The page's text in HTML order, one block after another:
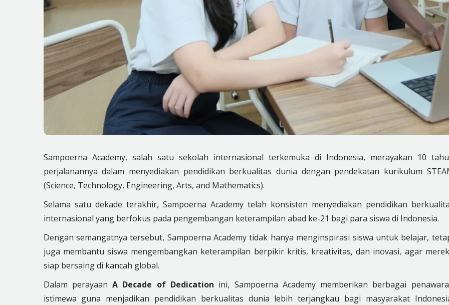
Sampoerna Academy, salah satu sekolah internasional terkemuka di Indonesia, merayakan 10
perjalanannya dalam menyediakan pendidikan berkualitas dunia dengan pendekatan kurikulum
(Science, Technology, Engineering, Arts, and Mathematics).
Selama satu dekade terakhir, Sampoerna Academy telah konsisten menyediakan pendidikan
internasional yang berfokus pada pengembangan keterampilan abad ke-21 bagi para siswa di Indonesia.
Dengan semangatnya tersebut, Sampoerna Academy tidak hanya menginspirasi siswa untuk belajar,
juga membantu siswa mengembangkan keterampilan berpikir kritis, kreativitas, dan inovasi, agar
siap bersaing di kancah global.
Dalam perayaanA Decade of Dedication ini, Sampoerna Academy memberikan berbagai
istimewa guna menjadikan pendidikan berkualitas dunia lebih terjangkau bagi masyarakat